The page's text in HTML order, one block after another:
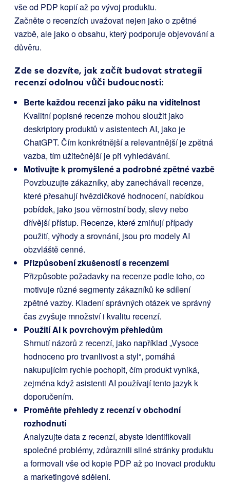
vše od PDP kopií až po vývoj produktu.
Začněte o recenzích uvažovat nejen jako o zpětné
vazbě, ale jako o obsahu, který podporuje objevování a
důvěru.
Zde se dozvíte, jak začít budovat strategii
recenzí odolnou vůči budoucnosti:
Berte každou recenzi jako páku na viditelnost
Kvalitní popisné recenze mohou sloužit jako
deskriptory produktů v asistentech AI, jako je
ChatGPT. Čím konkrétnější a relevantnější je zpětná
vazba, tím užitečnější je při vyhledávání.
Motivujte k promyšlené a podrobné zpětné vazbě
Povzbuzujte zákazníky, aby zanechávali recenze,
které přesahují hvězdičkové hodnocení, nabídkou
pobídek, jako jsou věrnostní body, slevy nebo
dřívější přístup. Recenze, které zmiňují případy
použití, výhody a srovnání, jsou pro modely AI
obzvláště cenné.
Přizpůsobení zkušeností s recenzemi
Přizpůsobte požadavky na recenze podle toho, co
motivuje různé segmenty zákazníků ke sdílení
zpětné vazby. Kladení správných otázek ve správný
čas zvyšuje množství i kvalitu recenzí.
Použití AI k povrchovým přehledům
Shrnutí názorů z recenzí, jako například „Vysoce
hodnoceno pro trvanlivost a styl“, pomáhá
nakupujícím rychle pochopit, čím produkt vyniká,
zejména když asistenti AI používají tento jazyk k
doporučením.
Proměňte přehledy z recenzí v obchodní
rozhodnutí
Analyzujte data z recenzí, abyste identifikovali
společné problémy, zdůraznili silné stránky produktu
a formovali vše od kopie PDP až po inovaci produktu
a marketingové sdělení.